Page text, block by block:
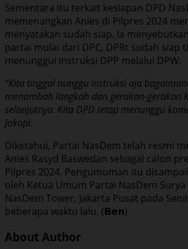
Sementara itu terkait kesiapan DPD
memenangkan Anies di Pilpres 2024
menyatakan sudah siap. Ia
partai mulai dari DPC, DPRt sudah siap
menunggui instruksi DPP melalui DPW.
“Kita tinggal nunggu instruksi aja
menambah langkah dan gerakan-gerakan
selanjutnya. Kita DPD tetap menunggu
Jokopi.
Diketahui, Partai NasDem telah resmi
Anies Rasyd Baswedan sebagai calon
Pilpres 2024. Pengumuman itu
oleh Ketua Umum Partai NasDem
NasDem Tower, Jakarta Pusat pada
beberapa waktu lalu. (𝗕𝗲𝗻)
About Author